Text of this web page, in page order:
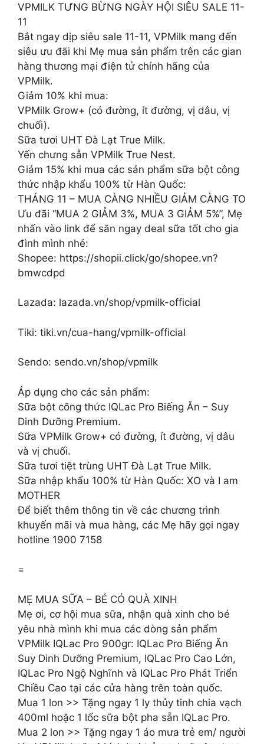
VPMILK TƯNG BỪNG NGÀY HỘI SIÊU SALE 11-
11
Bắt ngay dịp siêu sale 11-11, VPMilk mang đến
siêu ưu đãi khi Mẹ mua sản phẩm trên các gian
hàng thương mại điện tử chính hãng của
VPMilk.
Giảm 10% khi mua:
VPMilk Grow+ (có đường, ít đường, vị dâu, vị
chuối).
Sữa tươi UHT Đà Lạt True Milk.
Yến chưng sẵn VPMilk True Nest.
Giảm 15% khi mua các sản phẩm sữa bột công
thức nhập khẩu 100% từ Hàn Quốc:
THÁNG 11 – MUA CÀNG NHIỀU GIẢM CÀNG TO
Ưu đãi “MUA 2 GIẢM 3%, MUA 3 GIẢM 5%”, Mẹ
nhấn vào link để săn ngay deal sữa tốt cho gia
đình mình nhé:
Shopee: https://shopii.click/go/shopee.vn?
bmwcdpd
Lazada: lazada.vn/shop/vpmilk-official
Tiki: tiki.vn/cua-hang/vpmilk-official
Sendo: sendo.vn/shop/vpmilk
Áp dụng cho các sản phẩm:
Sữa bột công thức IQLac Pro Biếng Ăn – Suy
Dinh Dưỡng Premium.
Sữa VPMilk Grow+ có đường, ít đường, vị dâu
và vị chuối.
Sữa tươi tiệt trùng UHT Đà Lạt True Milk.
Sữa nhập khẩu 100% từ Hàn Quốc: XO và I am
MOTHER
Để biết thêm thông tin về các chương trình
khuyến mãi và mua hàng, các Mẹ hãy gọi ngay
hotline 1900 7158
=
MẸ MUA SỮA – BÉ CÓ QUÀ XINH
Mẹ ơi, cơ hội mua sữa, nhận quà xinh cho bé
yêu nhà mình khi mua các dòng sản phẩm
VPMilk IQLac Pro 900gr: IQLac Pro Biếng Ăn
Suy Dinh Dưỡng Premium, IQLac Pro Cao Lớn,
IQLac Pro Ngộ Nghĩnh và IQLac Pro Phát Triển
Chiều Cao tại các cửa hàng trên toàn quốc.
Mua 1 lon >> Tặng ngay 1 ly thủy tinh chia vạch
400ml hoặc 1 lốc sữa bột pha sẵn IQLac Pro.
Mua 2 lon >> Tặng ngay 1 áo mưa trẻ em/ người